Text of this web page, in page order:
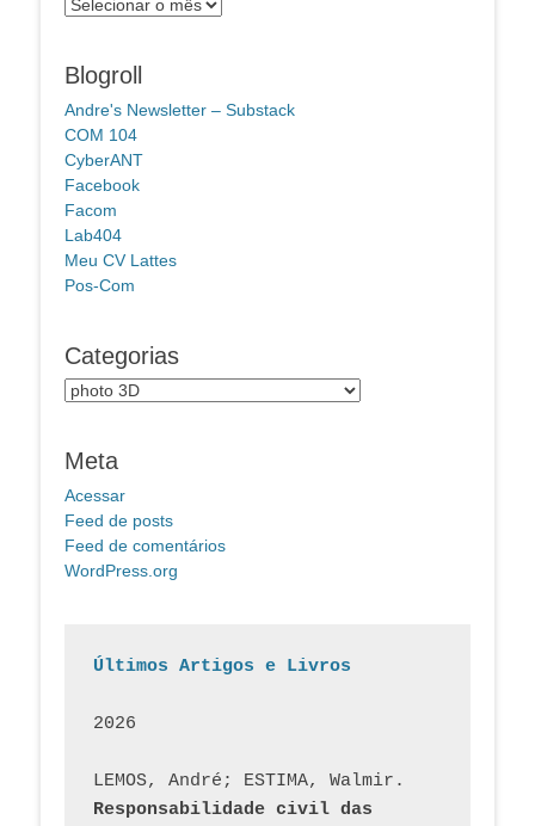
Blogroll
Andre's Newsletter – Substack
COM 104
CyberANT
Facebook
Facom
Lab404
Meu CV Lattes
Pos-Com
Categorias
Categorias
Meta
Acessar
Feed de posts
Feed de comentários
WordPress.org
Últimos Artigos e Livros
2026
Responsabilidade civil das